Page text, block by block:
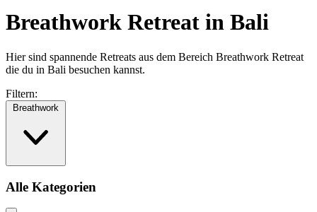
Breathwork Retreat in Bali
Hier sind spannende Retreats aus dem Bereich Breathwork Retreat
die du in Bali besuchen kannst.
Filtern:
Breathwork
Alle Kategorien